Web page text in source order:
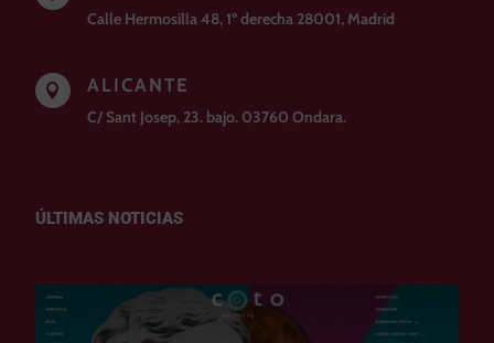
Calle Hermosilla 48, 1º derecha 28001, Madrid
 ALICANTE
C/ Sant Josep, 23. bajo. 03760 Ondara.
ÚLTIMAS NOTICIAS